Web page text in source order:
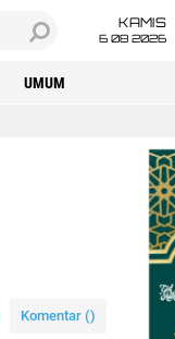
KAMIS
6 08 2026
UMUM
Komentar ()